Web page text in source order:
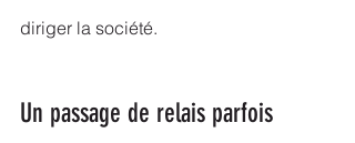
diriger la société.
Un passage de relais parfois